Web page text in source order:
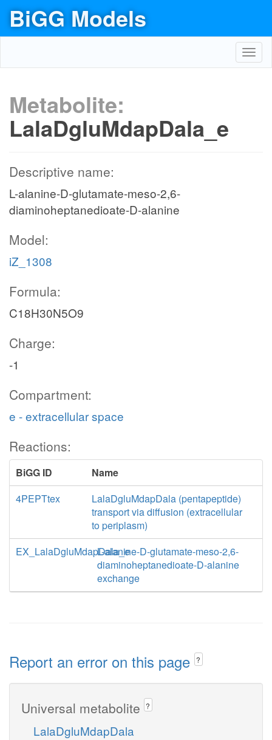
BiGG Models
Metabolite:
LalaDgluMdapDala_e
Descriptive name:
L-alanine-D-glutamate-meso-2,6-
diaminoheptanedioate-D-alanine
Model:
iZ_1308
Formula:
C18H30N5O9
Charge:
-1
Compartment:
e - extracellular space
Reactions:
BiGG ID
Name
4PEPTtex
LalaDgluMdapDala (pentapeptide)
transport via diffusion (extracellular
to periplasm)
EX_LalaDgluMdapDala_eL-alanine-D-glutamate-meso-2,6-
diaminoheptanedioate-D-alanine
exchange
Report an error on this page ?
Universal metabolite ?
LalaDgluMdapDala